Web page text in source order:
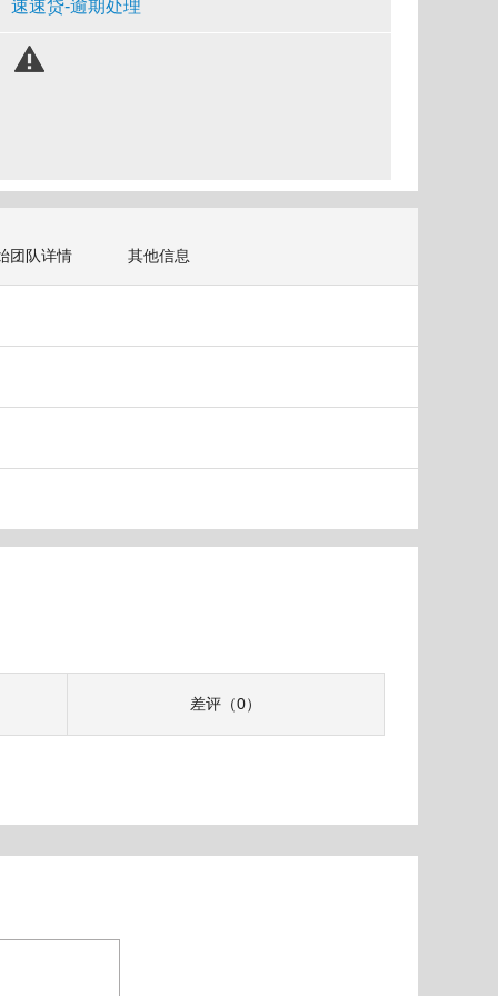
速速贷-逾期处理
团队详情 其他信息
差评（0）